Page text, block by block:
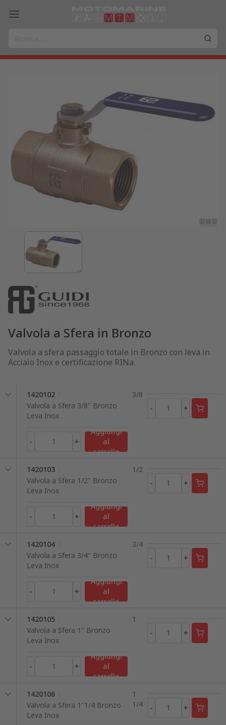
Valvola a Sfera in Bronzo
Valvola a sfera passaggio totale in Bronzo con leva in
Acciaio Inox e certificazione RINa.
1420102
Valvola a Sfera 3/8" Bronzo
Leva Inox
- +
Aggiungi
al
carrello
3/8
-
+
1420103
Valvola a Sfera 1/2" Bronzo
Leva Inox
- +
Aggiungi
al
carrello
1/2
-
+
1420104
Valvola a Sfera 3/4" Bronzo
Leva Inox
- +
Aggiungi
al
carrello
3/4
-
+
1420105
Valvola a Sfera 1" Bronzo
Leva Inox
- +
Aggiungi
al
carrello
1
-
+
1420106
Valvola a Sfera 1"1/4 Bronzo
Leva Inox
1
1/4
- +